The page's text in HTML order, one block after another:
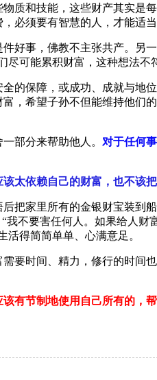
质和技能，这些财产其实
必须要有智慧的人，才能适当
事，佛教不主张共产。另
可能累积财富，这种想法不
保障，或成功、成就与地
，希望子孙不但能维持他
部分来帮助他人。 对于任何
该太依赖自己的财富，也不该
家里所有的金银财宝装到
不要害任何人。如果给人
得简简单单、心满意足。
时间、精力，修行的时间
节制地使用自己所有的，帮